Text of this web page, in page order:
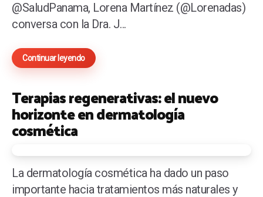
@SaludPanama, Lorena Martínez (@Lorenadas)
conversa con la Dra. J...
Continuar leyendo
Terapias regenerativas: el nuevo
horizonte en dermatología
cosmética
La dermatología cosmética ha dado un paso
importante hacia tratamientos más naturales y